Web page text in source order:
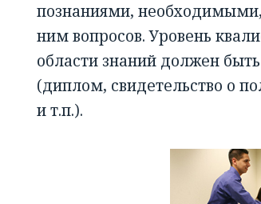
познаниями,
ним вопросов. Уровень
области знаний должен
(диплом, свидетельство о
и т.п.).